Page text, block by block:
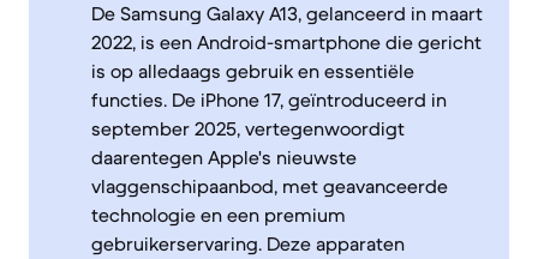
De Samsung Galaxy A13, gelanceerd in maart
2022, is een Android-smartphone die gericht
is op alledaags gebruik en essentiële
functies. De iPhone 17, geïntroduceerd in
september 2025, vertegenwoordigt
daarentegen Apple's nieuwste
vlaggenschipaanbod, met geavanceerde
technologie en een premium
gebruikerservaring. Deze apparaten